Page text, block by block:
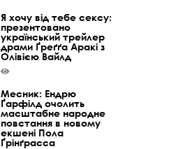
Я хочу від тебе сексу:
презентовано
український трейлер
драми Ґреґґа Аракі з
Олівією Вайлд
Месник: Ендрю
Ґарфілд очолить
масштабне народне
повстання в новому
екшені Пола
Ґрінґрасса